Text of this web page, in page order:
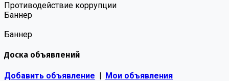
Противодействие коррупции
Баннер
Баннер
Доска объявлений
Добавить объявление | Мои объявления